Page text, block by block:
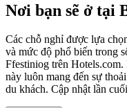
Nơi bạn sẽ ở tại
Các chỗ nghỉ được lựa
và mức độ phổ biến trong
Ffestiniog trên
này luôn mang đến sự
du khách. Cập nhật lần